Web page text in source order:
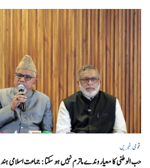
قومی خبریں
حب الوطنی کا معیار وندے ماترم نہیں ہو سکتا : جماعت اسلامی ہند